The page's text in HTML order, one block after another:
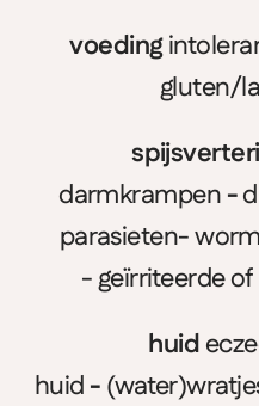
voeding
gluten/
darmkrampen -
parasieten-
- geïrriteerde
huid
huid -